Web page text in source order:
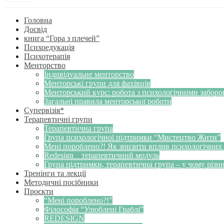
Головна
Досвід
книга “Гора з плечей”
Психоедукація
Психотерапія
Менторство
Індивідуальне менторство
Менторські групи для фахівців
Менторський курс: робота з психологічними
Загальні правила менторської роботи
Супервізія*
Терапевтичні групи
Терапевтична група
Група психологічної підтримки “Мистецтво Жити”
Мені пороблено?! Як знизити вплив психологічних
Redesign _ терапевтичний модуль
Група підтримки, терапевтична група – у чому
Тренінги та лекції
Методичні посібники
Проєкти
“Мені пороблено?!”
Філософія “Улюблені Граблі”
REDESIGN